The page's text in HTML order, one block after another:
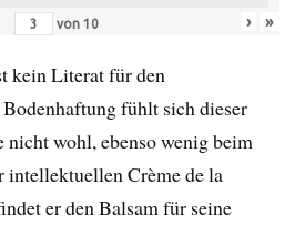
von 10 › »
kein Literat für den
fühlt sich dieser
nicht wohl, ebenso wenig beim
intellektuellen Crème de la
er den Balsam für seine